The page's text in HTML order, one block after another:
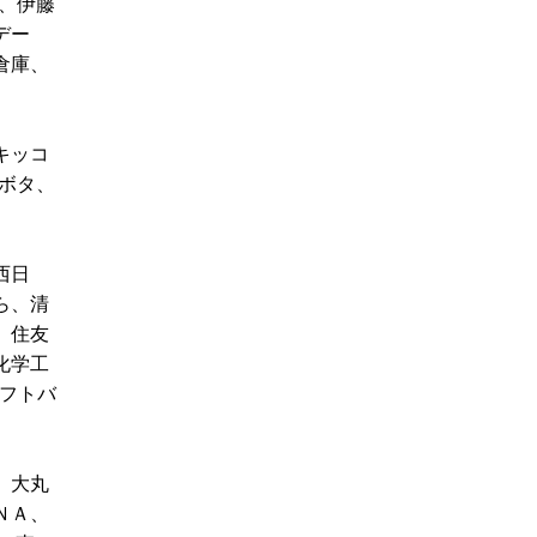
ー
、
ッコ
タ、
日
、清
住友
学工
トバ
大丸
、